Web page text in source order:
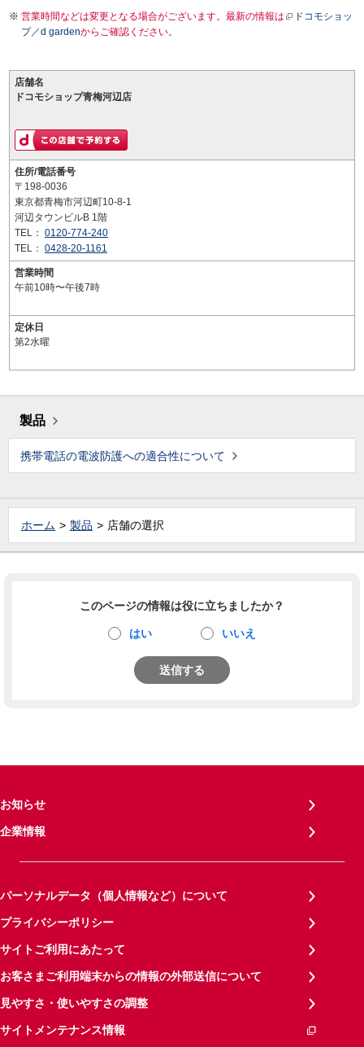
営業時間などは変更となる場合がございます。最新の情報は
ドコモショッ
プ／d gardenからご確認ください。
店舗名
ドコモショップ青梅河辺店
住所/電話番号
〒198-0036
東京都青梅市河辺町10-8-1
河辺タウンビルB 1階
TEL： 0120-774-240
TEL： 0428-20-1161
営業時間
午前10時〜午後7時
定休日
第2水曜
製品
携帯電話の電波防護への適合性について
ホーム 製品 店舗の選択
このページの情報は役に立ちましたか？
はい いいえ
送信する
お知らせ
企業情報
パーソナルデータ（個人情報など）について
プライバシーポリシー
サイトご利用にあたって
お客さまご利用端末からの情報の外部送信について
見やすさ・使いやすさの調整
サイトメンテナンス情報